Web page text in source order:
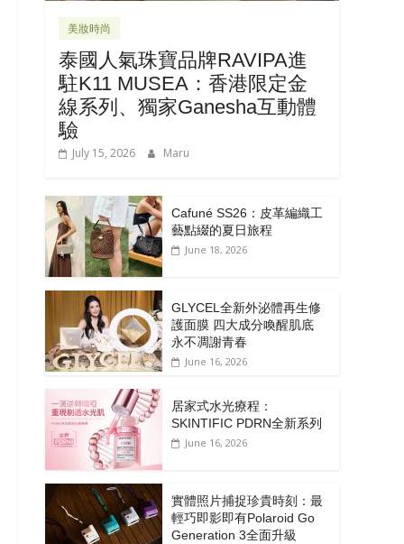
美妝時尚
泰國人氣珠寶品牌RAVIPA進
駐K11 MUSEA：香港限定金
線系列、獨家Ganesha互動體
驗
July 15, 2026 Maru
Cafuné SS26：皮革編織工
藝點綴的夏日旅程
June 18, 2026
GLYCEL全新外泌體再生修
護面膜 四大成分喚醒肌底
永不凋謝青春
June 16, 2026
居家式水光療程：
SKINTIFIC PDRN全新系列
June 16, 2026
實體照片捕捉珍貴時刻：最
輕巧即影即有Polaroid Go
Generation 3全面升級